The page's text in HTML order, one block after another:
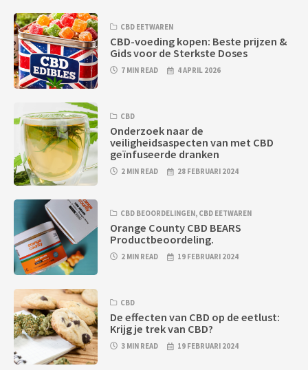
CBD EETWAREN
CBD-voeding kopen: Beste prijzen &
Gids voor de Sterkste Doses
7 MIN READ 4 APRIL 2026
CBD
Onderzoek naar de
veiligheidsaspecten van met CBD
geïnfuseerde dranken
2 MIN READ 28 FEBRUARI 2024
CBD BEOORDELINGEN, CBD EETWAREN
Orange County CBD BEARS
Productbeoordeling.
2 MIN READ 19 FEBRUARI 2024
CBD
De effecten van CBD op de eetlust:
Krijg je trek van CBD?
3 MIN READ 19 FEBRUARI 2024